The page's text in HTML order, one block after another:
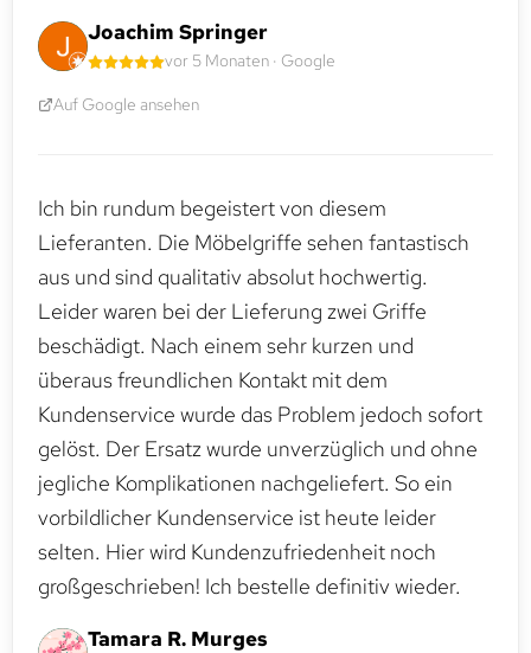
Joachim Springer
vor 5 Monaten · Google
Auf Google ansehen
Ich bin rundum begeistert von diesem
Lieferanten. Die Möbelgriffe sehen fantastisch
aus und sind qualitativ absolut hochwertig.
Leider waren bei der Lieferung zwei Griffe
beschädigt. Nach einem sehr kurzen und
überaus freundlichen Kontakt mit dem
Kundenservice wurde das Problem jedoch sofort
gelöst. Der Ersatz wurde unverzüglich und ohne
jegliche Komplikationen nachgeliefert. So ein
vorbildlicher Kundenservice ist heute leider
selten. Hier wird Kundenzufriedenheit noch
großgeschrieben! Ich bestelle definitiv wieder.
Tamara R. Murges